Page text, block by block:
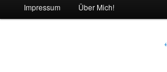
Impressum Über Mich!